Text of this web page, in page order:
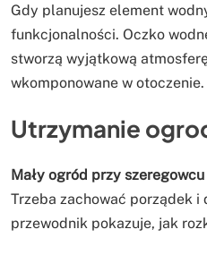
Gdy planujesz element
funkcjonalności. Oczko
stworzą wyjątkową
wkomponowane w otoczenie.
Utrzymanie
Mały ogród przy szeregowcu
Trzeba zachować porządek i
przewodnik pokazuje, jak